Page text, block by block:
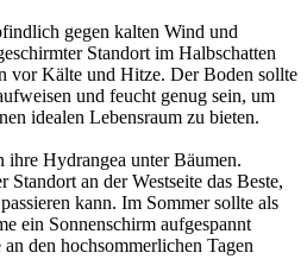
gegen kalten Wind und
Standort im Halbschatten
vor Kälte und Hitze. Der Boden sollte
und feucht genug sein, um
idealen Lebensraum zu bieten.
ihre Hydrangea unter Bäumen.
Standort an der Westseite das Beste,
kann. Im Sommer sollte als
ein Sonnenschirm aufgespannt
den hochsommerlichen Tagen